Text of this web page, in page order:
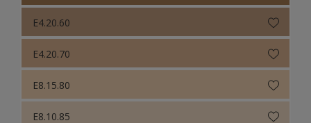
E4.20.60
E4.20.70
E8.15.80
E8.10.85